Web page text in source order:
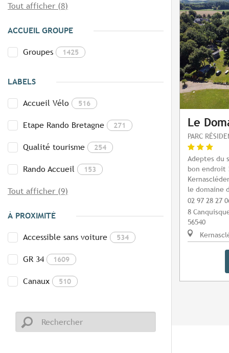
Tout afficher (8)
ACCUEIL GROUPE
Groupes 1425
LABELS
Accueil Vélo 516
Etape Rando Bretagne 271
Qualité tourisme 254
Rando Accueil 153
Tout afficher (9)
À PROXIMITÉ
Accessible sans voiture 534
GR 34 1609
Canaux 510
Le
PARC
Adeptes du
bon endroit
le domaine
02 97 28 27
8
56540